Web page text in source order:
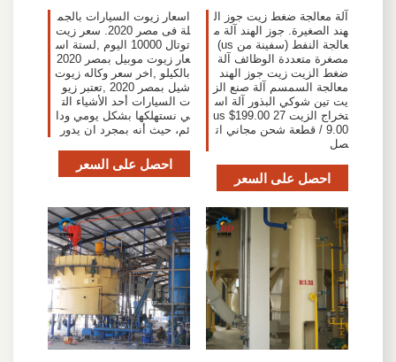
آلة معالجة ضغط زيت جوز ال
هند الصغيرة. جوز الهند آلة م
عالجة النفط (سفينة من us)
مصغرة متعددة الوظائف آلة
ضغط الزيت زيت جوز الهند
معالجة السمسم آلة صنع الز
يت تين شوكي البذور آلة اس
تخراج الزيت us $199.00 27
9.00 / قطعة شحن مجاني ات
صل
احصل على السعر
اسعار زيوت السيارات بالجم
لة فى مصر 2020. سعر زيت
توتال 10000 اليوم ,لستة اس
عار زيوت موبيل بمصر 2020
بالكيلو ,اخر سعر وكاله زيوت
شيل بمصر 2020 ,تعتبر زيو
ت السيارات أحد الأشياء الت
ي نستهلكها بشكل يومي ودا
ئم، حيث أنه بمجرد ان يدور
احصل على السعر